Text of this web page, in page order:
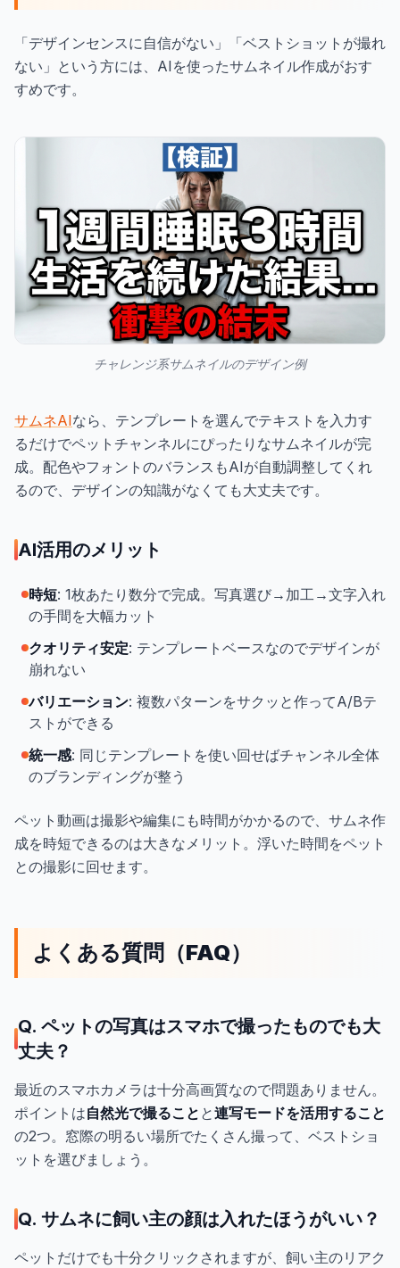
「デザインセンスに自信がない」「ベストショットが撮れ
ない」という方には、AIを使ったサムネイル作成がおす
すめです。
チャレンジ系サムネイルのデザイン例
サムネAIなら、テンプレートを選んでテキストを入力す
るだけでペットチャンネルにぴったりなサムネイルが完
成。配色やフォントのバランスもAIが自動調整してくれ
るので、デザインの知識がなくても大丈夫です。
AI活用のメリット
時短: 1枚あたり数分で完成。写真選び→加工→文字入れ
の手間を大幅カット
クオリティ安定: テンプレートベースなのでデザインが
崩れない
バリエーション: 複数パターンをサクッと作ってA/Bテ
ストができる
統一感: 同じテンプレートを使い回せばチャンネル全体
のブランディングが整う
ペット動画は撮影や編集にも時間がかかるので、サムネ作
成を時短できるのは大きなメリット。浮いた時間をペット
との撮影に回せます。
よくある質問（FAQ）
Q. ペットの写真はスマホで撮ったものでも大
丈夫？
最近のスマホカメラは十分高画質なので問題ありません。
ポイントは自然光で撮ること と連写モードを活用すること
の2つ。窓際の明るい場所でたくさん撮って、ベストショ
ットを選びましょう。
Q. サムネに飼い主の顔は入れたほうがいい？
ペットだけでも十分クリックされますが、飼い主のリアク